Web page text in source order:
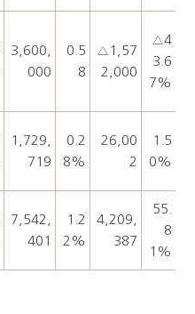
3,600,
000
0.5
8
△1,57
2,000
△4
3.6
7%
1,729,
719
0.2
8%
26,00
2
1.5
0%
7,542,
401
1.2
2%
4,209,
387
55.
8
1%